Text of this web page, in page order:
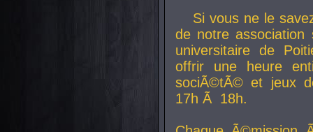
Si vous ne le
de notre
universitaire de
offrir une heure
sociÃ©tÃ© et jeux
17h Ã 18h.